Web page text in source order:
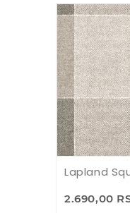
Lapland
2.690,00